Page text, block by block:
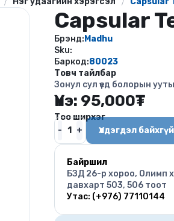
Capsular
Брэнд:Madhu
Sku:
Баркод:80023
Товч тайлбар
Зонул сул үед болорын
Үнэ: 95,000₮
Тоо ширхэг
Үлдэгдэл байхгүй
Байршил
БЗД 26-р хороо, Олимп
давхарт 503, 506 тоот
Утас: (+976) 77110144